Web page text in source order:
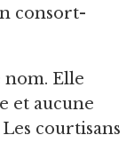
consort-
Elle
et aucune
courtisans